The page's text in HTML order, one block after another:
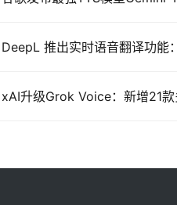
xAI升级Grok Voice：新增21